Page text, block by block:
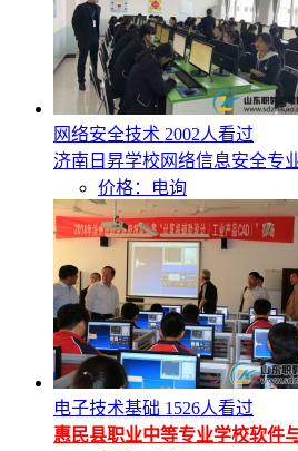
网络安全技术 2002人看过
济南日昇学校网络信息安全专
价格：电询
电子技术基础 1526人看过
惠民县职业中等专业学校软件